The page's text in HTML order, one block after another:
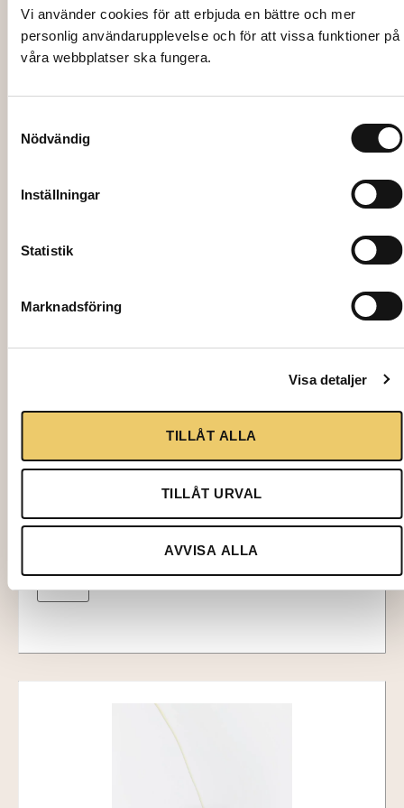
Vi använder cookies för att erbjuda en bättre och mer
personlig användarupplevelse och för att vissa funktioner på
våra webbplatser ska fungera.
Nödvändig
Inställningar
Statistik
Marknadsföring
Visa detaljer
TILLÅT ALLA
TILLÅT URVAL
AVVISA ALLA
IS, Infrysning, specialanpassad
4126
1100,00kr
Lägg till i varukorg